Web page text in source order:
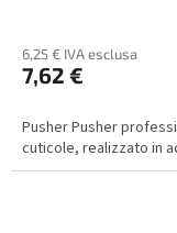
6,25 € IVA esclusa
7,62 €
Pusher Pusher
cuticole, realizzato in